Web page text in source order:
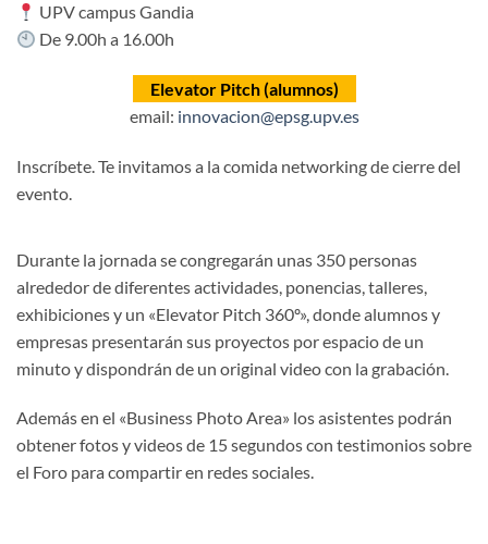
UPV campus Gandia
De 9.00h a 16.00h
Elevator Pitch (alumnos)
email: innovacion@epsg.upv.es
Inscríbete. Te invitamos a la comida networking de cierre del
evento.
Durante la jornada se congregarán unas 350 personas
alrededor de diferentes actividades, ponencias, talleres,
exhibiciones y un «Elevator Pitch 360º», donde alumnos y
empresas presentarán sus proyectos por espacio de un
minuto y dispondrán de un original video con la grabación.
Además en el «Business Photo Area» los asistentes podrán
obtener fotos y videos de 15 segundos con testimonios sobre
el Foro para compartir en redes sociales.